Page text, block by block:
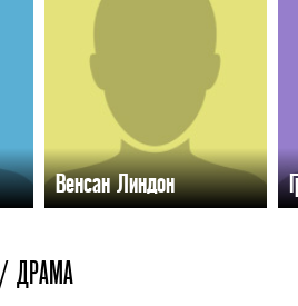
Венсан Линдон
ДРАМА